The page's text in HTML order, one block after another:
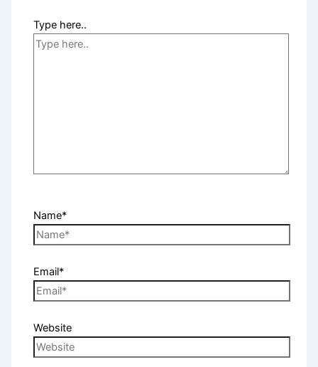
Type here..
Name*
Email*
Website